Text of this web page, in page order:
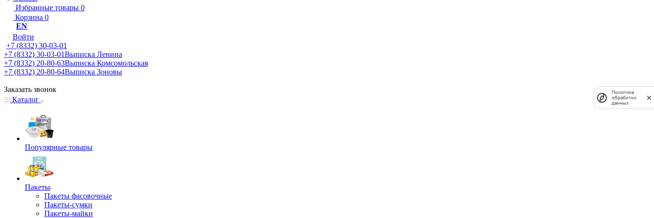
Избранные товары 0
Корзина 0
EN
Войти
+7 (8332) 30-03-01
+7 (8332) 30-03-01Выписка Ленина
+7 (8332) 20-80-63Выписка Комсомольская
+7 (8332) 20-80-64Выписка Зоновы
Заказать звонок
Каталог
Популярные товары
Пакеты
Пакеты фасовочные
Пакеты-сумки
Пакеты-майки
Политика
обработки
данных